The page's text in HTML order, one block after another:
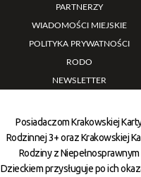
PARTNERZY
WIADOMOŚCI MIEJSKIE
POLITYKA PRYWATNOŚCI
RODO
NEWSLETTER
Posiadaczom Krakowskiej
Rodzinnej 3+ oraz Krakowskiej
Rodziny z Niepełnosprawnym
Dzieckiem przysługuje po ich